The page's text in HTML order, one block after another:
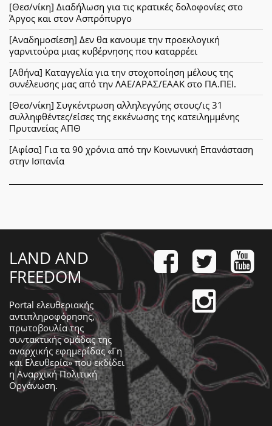
[Θεσ/νίκη] Διαδήλωση για τις κρατικές δολοφονίες στο
Άργος και στον Ασπρόπυργο
[Αναδημοσίεση] Δεν θα κανουμε την προεκλογική
γαρνιτούρα μιας κυβέρνησης που καταρρέει
[Αθήνα] Καταγγελία για την στοχοποίηση μέλους της
συνέλευσης μας από την ΛΑΕ/ΑΡΑΣ/ΕΑΑΚ στο ΠΑ.ΠΕΙ.
[Θεσ/νίκη] Συγκέντρωση αλληλεγγύης στους/ις 31
συλληφθέντες/είσες της εκκένωσης της κατειλημμένης
Πρυτανείας ΑΠΘ
[Αφίσα] Για τα 90 χρόνια από την Κοινωνική Επανάσταση
στην Ισπανία
LAND AND
FREEDOM
Portal ελευθεριακής
αντιπληροφόρησης,
πρωτοβουλία της
συντακτικής ομάδας της
αναρχικής εφημερίδας «Γη
και Ελευθερία» που εκδίδει
ηΑναρχική Πολιτική
Οργάνωση.